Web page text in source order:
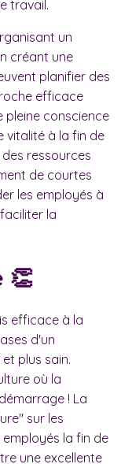
travail.
un
créant une
planifier des
efficace
pleine conscience
vitalité à la fin de
ressources
de courtes
les employés à
la
👏
efficace à la
d'un
plus sain.
où la
! La
sur les
la fin de
une excellente